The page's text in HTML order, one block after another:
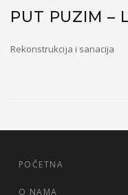
PUT PUZIM –
Rekonstrukcija i sanacija
POČETNA
O NAMA